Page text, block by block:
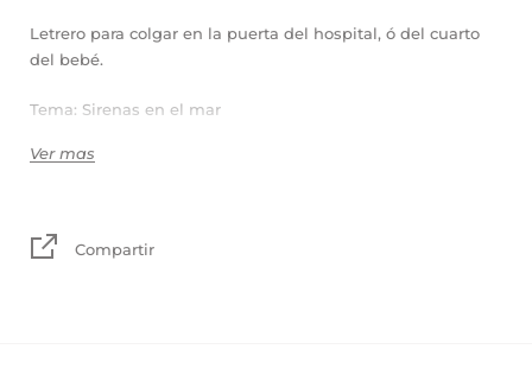
Letrero para colgar en la puerta del hospital, ó del cuarto
del bebé.
Tema: Sirenas en el mar
Colores: gris, menta, lila, salmón y blanco
Tamaño:
Ver mas
Compartir